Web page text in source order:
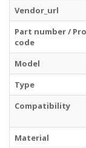
Vendor_url
Part number /
code
Model
Type
Compatibility
Material